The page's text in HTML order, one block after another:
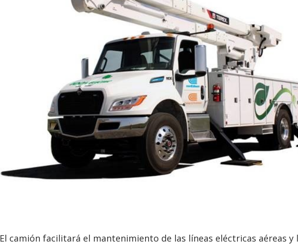
El camión facilitará el mantenimiento de las líneas eléctricas aéreas y